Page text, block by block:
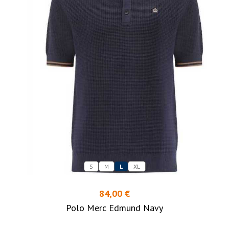
S M L XL
84,00 €
Polo Merc Edmund Navy